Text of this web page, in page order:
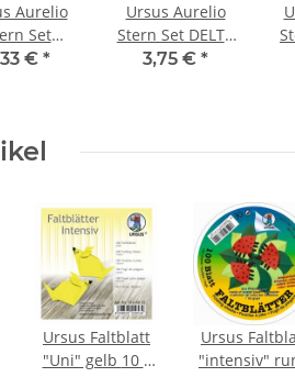
Aurelio
Set
€ *
Ursus Aurelio
Stern Set DELTA
weiß / rot 15 x
3,75 € *
Ursus Faltblatt
"Uni" gelb 10 x
Ursus
"intensiv" rund